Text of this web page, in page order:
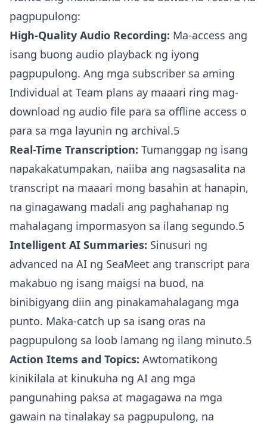
pagpupulong:
High-Quality Audio Recording: Ma-access ang
isang buong audio playback ng iyong
pagpupulong. Ang mga subscriber sa aming
Individual at Team plans ay maaari ring mag-
download ng audio file para sa offline access o
para sa mga layunin ng archival.5
Real-Time Transcription: Tumanggap ng isang
napakakatumpakan, naiiba ang nagsasalita na
transcript na maaari mong basahin at hanapin,
na ginagawang madali ang paghahanap ng
mahalagang impormasyon sa ilang segundo.5
Intelligent AI Summaries: Sinusuri ng
advanced na AI ng SeaMeet ang transcript para
makabuo ng isang maigsi na buod, na
binibigyang diin ang pinakamahalagang mga
punto. Maka-catch up sa isang oras na
pagpupulong sa loob lamang ng ilang minuto.5
Action Items and Topics: Awtomatikong
kinikilala at kinukuha ng AI ang mga
pangunahing paksa at magagawa na mga
gawain na tinalakay sa pagpupulong, na